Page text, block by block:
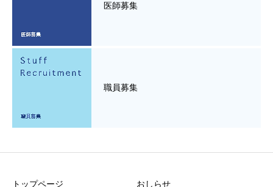
医師募集
職員募集
トップページ おしらせ